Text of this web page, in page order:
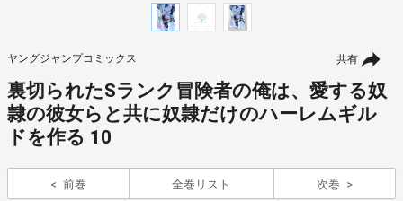
共有
ヤングジャンプコミックス
裏切られたSランク冒険者の俺は、愛する奴
隷の彼女らと共に奴隷だけのハーレムギル
ドを作る 10
前巻 全巻リスト 次巻